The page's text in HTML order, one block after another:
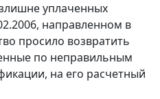
уплаченных
направленном в
просило возвратить
по неправильным
на его расчетный